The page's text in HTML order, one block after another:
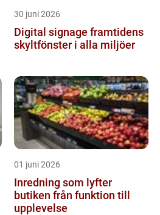
30 juni 2026
Digital signage framtidens
skyltfönster i alla miljöer
01 juni 2026
Inredning som lyfter
butiken från funktion till
upplevelse